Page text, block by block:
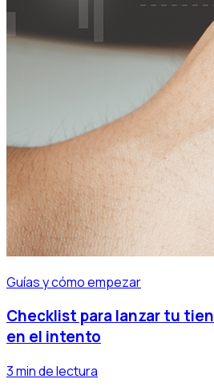
Guías y cómo empezar
Checklist para lanzar tu
en el intento
3 min de lectura